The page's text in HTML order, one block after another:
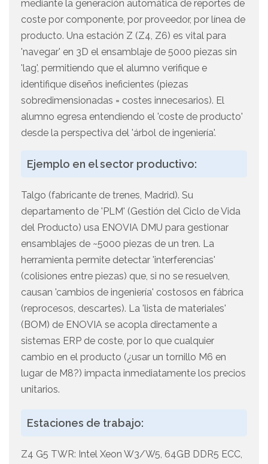
mediante la generación automática de reportes de
coste por componente, por proveedor, por línea de
producto. Una estación Z (Z4, Z6) es vital para
'navegar' en 3D el ensamblaje de 5000 piezas sin
'lag', permitiendo que el alumno verifique e
identifique diseños ineficientes (piezas
sobredimensionadas = costes innecesarios). El
alumno egresa entendiendo el 'coste de producto'
desde la perspectiva del 'árbol de ingeniería'.
Ejemplo en el sector productivo:
Talgo (fabricante de trenes, Madrid). Su
departamento de 'PLM' (Gestión del Ciclo de Vida
del Producto) usa ENOVIA DMU para gestionar
ensamblajes de ~5000 piezas de un tren. La
herramienta permite detectar 'interferencias'
(colisiones entre piezas) que, si no se resuelven,
causan 'cambios de ingeniería' costosos en fábrica
(reprocesos, descartes). La 'lista de materiales'
(BOM) de ENOVIA se acopla directamente a
sistemas ERP de coste, por lo que cualquier
cambio en el producto (¿usar un tornillo M6 en
lugar de M8?) impacta inmediatamente los precios
unitarios.
Estaciones de trabajo:
Z4 G5 TWR: Intel Xeon W3/W5, 64GB DDR5 ECC,